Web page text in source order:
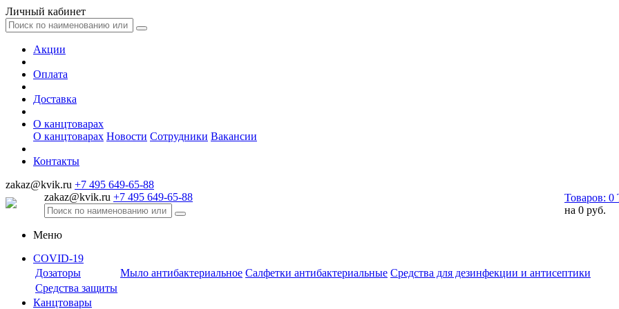
Личный кабинет
Акции
Оплата
Доставка
О канцтоварах
О канцтоварах Новости Сотрудники Вакансии
Контакты
zakaz@kvik.ru +7 495 649-65-88
zakaz@kvik.ru +7 495 649-65-88 Товаров: 0
на 0 руб.
Меню
COVID-19
Дозаторы
Мыло антибактериальное Салфетки антибактериальные Средства для дезинфекции и антисептики
Средства защиты
Канцтовары